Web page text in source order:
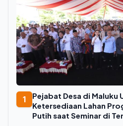
1
Pejabat Desa di Maluku
Ketersediaan Lahan
Putih saat Seminar di